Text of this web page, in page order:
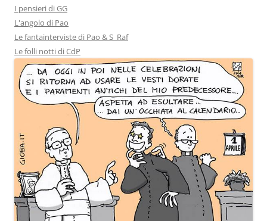
I pensieri di GG
L'angolo di Pao
Le fantainterviste di Pao & S_Raf
Le folli notti di CdP